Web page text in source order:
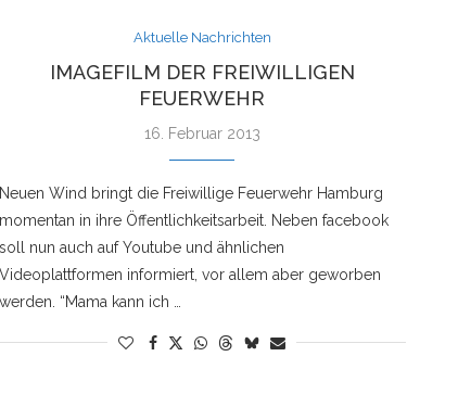
Aktuelle Nachrichten
IMAGEFILM DER FREIWILLIGEN
FEUERWEHR
16. Februar 2013
Neuen Wind bringt die Freiwillige Feuerwehr Hamburg
momentan in ihre Öffentlichkeitsarbeit. Neben facebook
soll nun auch auf Youtube und ähnlichen
Videoplattformen informiert, vor allem aber geworben
werden. “Mama kann ich …